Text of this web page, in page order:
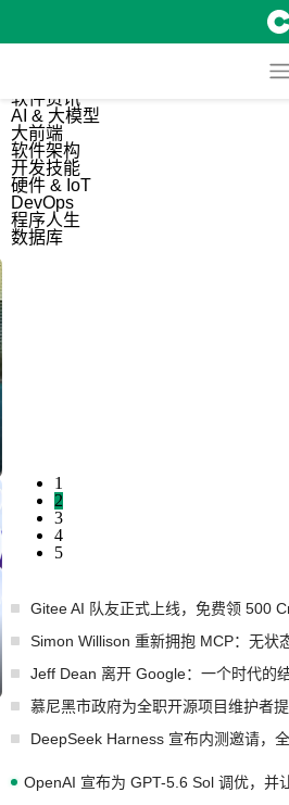
软件资讯
AI & 大模型
大前端
软件架构
开发技能
硬件 & IoT
DevOps
程序人生
数据库
1
2
3
4
5
Gitee AI 队友正式上线，免费领 500
Simon Willison 重新拥抱 MCP：无状
Jeff Dean 离开 Google：一个时代的
慕尼黑市政府为全职开源项目维护者
OpenAI 宣布为 GPT-5.6 Sol 调优，并